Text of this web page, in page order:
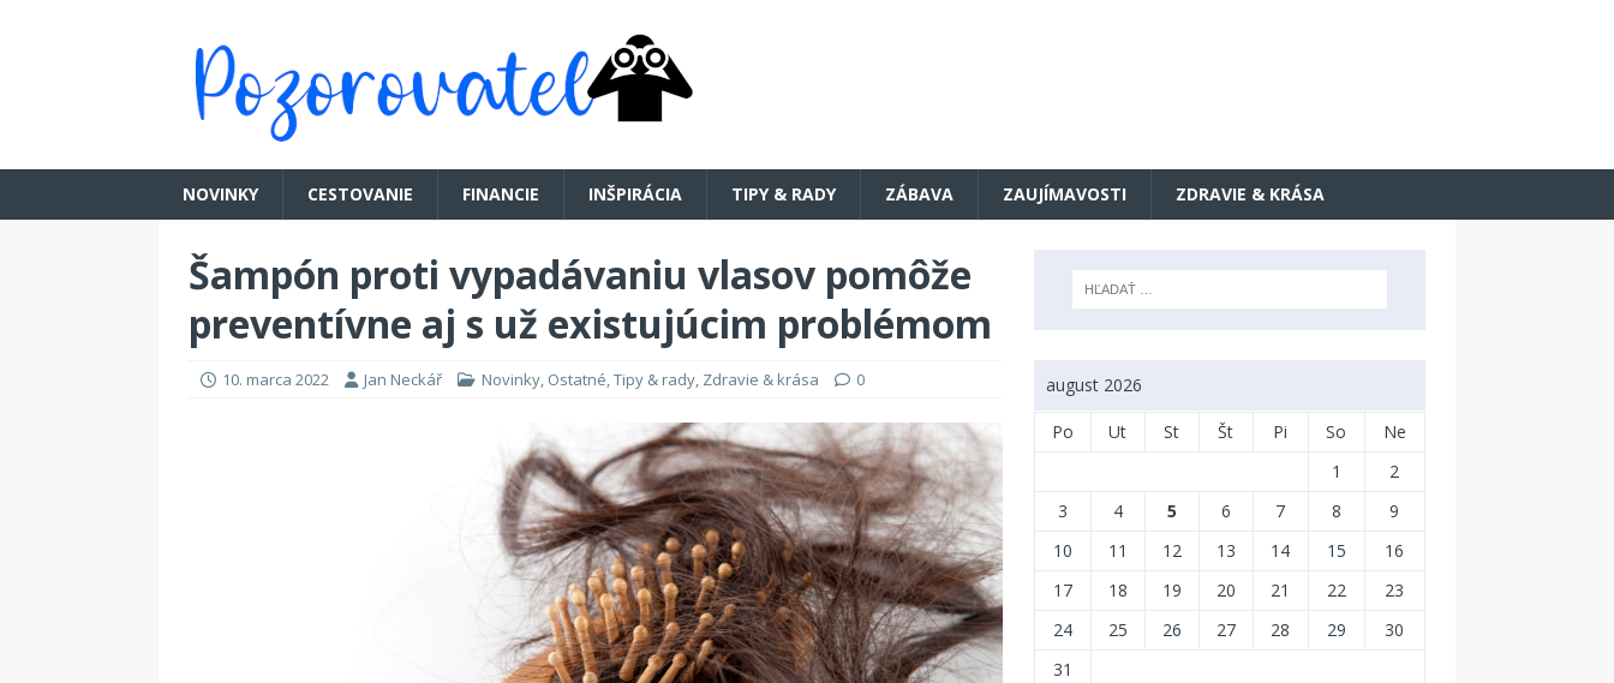
NOVINKY CESTOVANIE FINANCIE INŠPIRÁCIA TIPY & RADY ZÁBAVA ZAUJÍMAVOSTI ZDRAVIE & KRÁSA
Šampón proti vypadávaniu vlasov pomôže
preventívne aj s už existujúcim problémom
10. marca 2022 Jan Neckář Novinky, Ostatné,Tipy & rady, Zdravie & krása 0 august 2026
Po Ut St Št Pi So
Ne
1
2
3
4 5 6 7 8
9
10
11 12 13 14 15
16
17
18 19 20 21 22
23
24
25 26 27 28 29
30
31